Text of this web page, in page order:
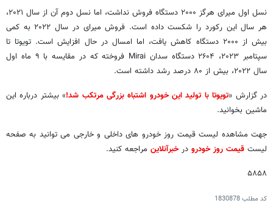
نسل اول میرای هرگز ۲۰۰۰ دستگاه فروش نداشت، اما نسل دوم آن از سال ۲۰۲۱،
هر سال این رکورد را شکست داده است. فروش میرای در سال ۲۰۲۲ به کمی
بیش از ۲۰۰۰ دستگاه کاهش یافت، اما امسال در حال افزایش است. تویوتا تا
سپتامبر ۲۰۲۳، ۲۶۰۴ دستگاه سدان Mirai فروخته که در مقایسه با ۹ ماه اول
سال ۲۰۲۲، بیش از ۸۰ درصد رشد داشته است.
در گزارش «تویوتا با تولید این خودرو اشتباه بزرگی مرتکب شد!» بیشتر درباره این
ماشین بخوانید.
جهت مشاهده لیست قیمت روز خودرو های داخلی و خارجی می توانید به صفحه
لیست قیمت روز خودرو درخبرآنلاین مراجعه کنید.
۵۸۵۸
کد مطلب1830878